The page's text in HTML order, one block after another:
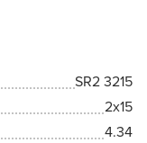
SR2 3215
2x15
4.34